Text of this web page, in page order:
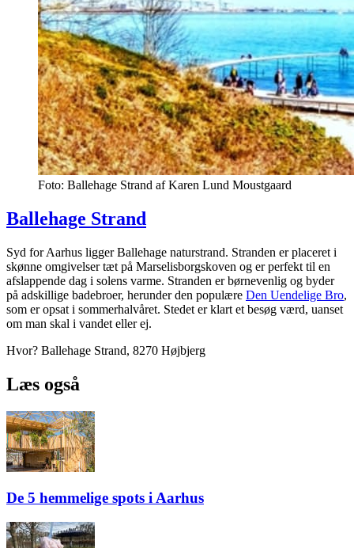
Foto: Ballehage Strand af Karen Lund Moustgaard
Ballehage Strand
Syd for Aarhus ligger Ballehage naturstrand. Stranden er placeret i
skønne omgivelser tæt på Marselisborgskoven og er perfekt til en
afslappende dag i solens varme. Stranden er børnevenlig og byder
på adskillige badebroer, herunder den populære Den Uendelige Bro,
som er opsat i sommerhalvåret. Stedet er klart et besøg værd, uanset
om man skal i vandet eller ej.
Hvor? Ballehage Strand, 8270 Højbjerg
Læs også
De 5 hemmelige spots i Aarhus